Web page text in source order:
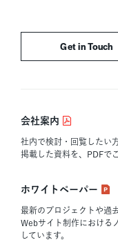
会社案内
社内で検討・回覧したい
掲載した資料を、PDFで
ホワイトペーパー
最新のプロジェクトや過
Webサイト制作における
しています。